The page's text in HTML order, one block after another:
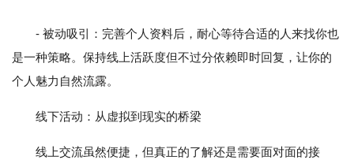
- 被动吸引：完善个人资料后，耐心等待合适的人来找你也
是一种策略。保持线上活跃度但不过分依赖即时回复，让你的
个人魅力自然流露。
线下活动：从虚拟到现实的桥梁
线上交流虽然便捷，但真正的了解还是需要面对面的接